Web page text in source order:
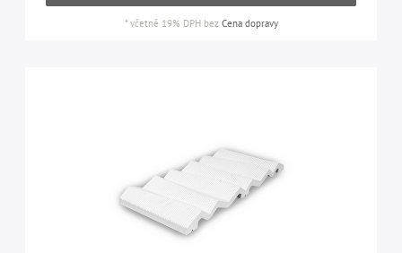
*včetně 19% DPHbez Cena dopravy